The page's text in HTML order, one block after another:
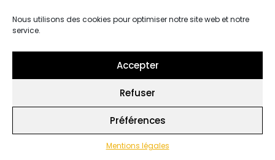
Nous utilisons des cookies pour optimiser notre site web et notre
service.
Accepter
Refuser
Préférences
Mentions légales
E-mail*